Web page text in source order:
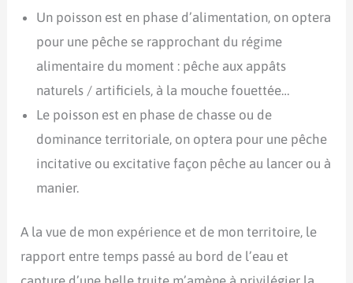
Un poisson est en phase d’alimentation, on optera
pour une pêche se rapprochant du régime
alimentaire du moment : pêche aux appâts
naturels / artificiels, à la mouche fouettée…
Le poisson est en phase de chasse ou de
dominance territoriale, on optera pour une pêche
incitative ou excitative façon pêche au lancer ou à
manier.
A la vue de mon expérience et de mon territoire, le
rapport entre temps passé au bord de l’eau et